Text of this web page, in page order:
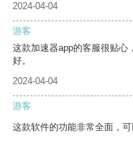
2024-04-04
游客
这款加速器app的客服很贴心
好。
2024-04-04
游客
这款软件的功能非常全面，可